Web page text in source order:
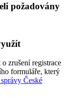
požadovány
zrušení registrace
formuláře, který
České